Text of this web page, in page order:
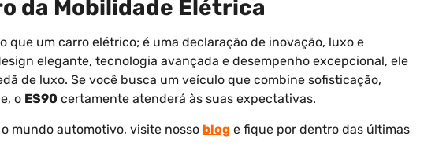
da Mobilidade Elétrica
que um carro elétrico; é uma declaração de inovação, luxo e
elegante, tecnologia avançada e desempenho excepcional, ele
de luxo. Se você busca um veículo que combine sofisticação,
o ES90 certamente atenderá às suas expectativas.
mundo automotivo, visite nosso blog e fique por dentro das últimas